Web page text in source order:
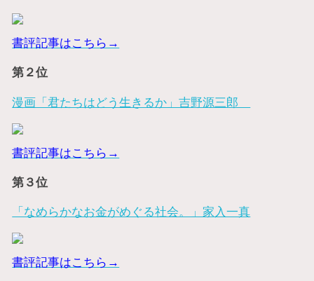
書評記事はこちら→
第２位
漫画「君たちはどう生きるか」吉野源三郎
書評記事はこちら→
第３位
「なめらかなお金がめぐる社会。」家入一真
書評記事はこちら→